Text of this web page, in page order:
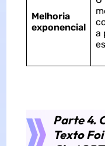
Melhoria
exponencial
a
Parte 4.
Texto